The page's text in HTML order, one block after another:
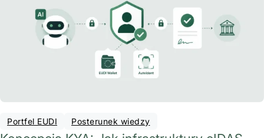
Portfel EUDI Posterunek wiedzy